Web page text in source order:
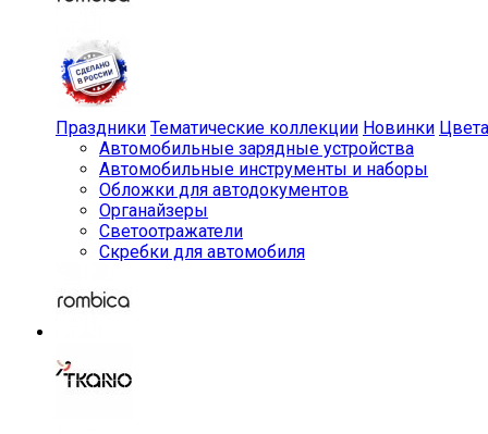
Праздники Тематические коллекции Новинки Цвета
Автомобильные зарядные устройства
Автомобильные инструменты и наборы
Обложки для автодокументов
Органайзеры
Светоотражатели
Скребки для автомобиля